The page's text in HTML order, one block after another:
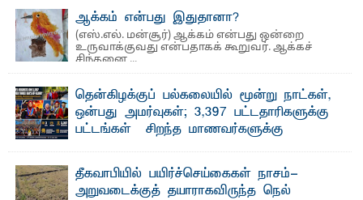
ஆக்கம் என்பது இதுதானா?
(எஸ்.எல். மன்சூர்) ஆக்கம் என்பது ஒன்றை
உருவாக்குவது என்பதாகக் கூறுவர். ஆக்கச்
சிந்தனை ...
தென்கிழக்குப் பல்கலையில் மூன்று நாட்கள்,
ஒன்பது அமர்வுகள்; 3,397 பட்டதாரிகளுக்கு
பட்டங்கள் – சிறந்த மாணவர்களுக்கு
மற்றும் சிறப்புப் பரிசுகள்
எம்.வை. அமீர்- ஒ லுவிலில் அமைந்துள்ள தென்கிழக்குப்
பல்கலைக்கழகத்தின் 18ஆவது பொதுப் பட்டமளிப்பு விழா ...
தீகவாபியில் பயிர்ச்செய்கைகள் நாசம்-
அறுவடைக்குத் தயாராகவிருந்த நெல்